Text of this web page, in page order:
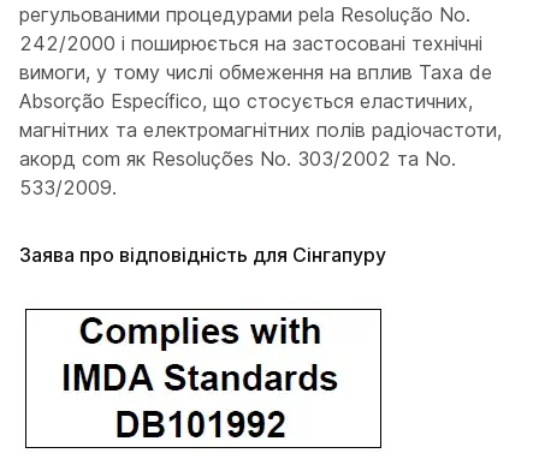
регульованими процедурами pela Resolução No.
242/2000 і поширюється на застосовані технічні
вимоги, у тому числі обмеження на вплив Taxa de
Absorção Específico, що стосується еластичних,
магнітних та електромагнітних полів радіочастоти,
акорд com як Resoluções No. 303/2002 та No.
533/2009.
Заява про відповідність для Сінгапуру